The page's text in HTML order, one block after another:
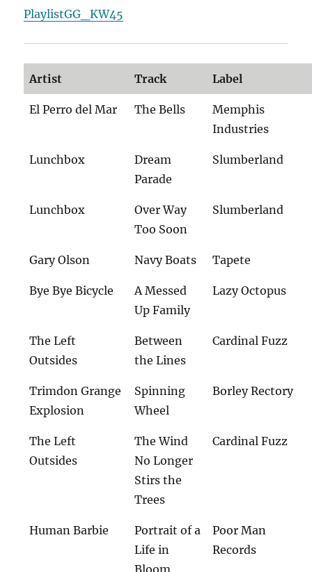
PlaylistGG_KW45
Artist Track Label
El Perro del Mar The Bells
Memphis
Industries
Lunchbox
Dream
Parade
Slumberland
Lunchbox
Over Way
Too Soon
Slumberland
Gary Olson Navy Boats Tapete
Bye Bye Bicycle
A Messed
Up Family
Lazy Octopus
The Left
Outsides
Between
the Lines
Cardinal Fuzz
Trimdon Grange
Explosion
Spinning
Wheel
Borley Rectory
The Left
Outsides
The Wind
No Longer
Stirs the
Trees
Cardinal Fuzz
Human Barbie
Portrait of a
Life in
Poor Man
Records